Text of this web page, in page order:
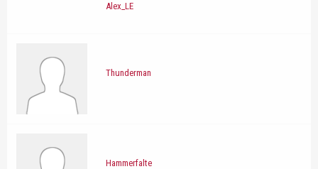
Alex_LE
Thunderman
Hammerfalte